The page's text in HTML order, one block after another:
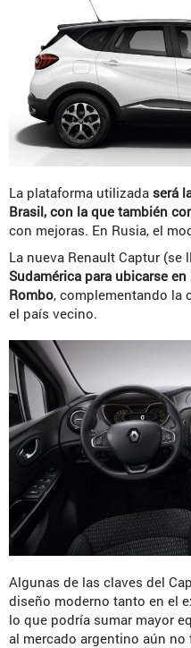
La plataforma utilizada será
Brasil, con la que también
con mejoras. En Rusia, el
La nueva Renault Captur (se
Sudamérica para ubicarse
Rombo, complementando la
el país vecino.
Algunas de las claves del
diseño moderno tanto en el
lo que podría sumar mayor
al mercado argentino aún no